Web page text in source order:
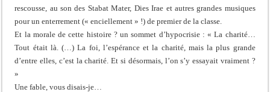
rescousse, au son des Stabat Mater, Dies Irae et autres grandes musiques
pour un enterrement (« enciellement » !) de premier de la classe.
Et la morale de cette histoire ? un sommet d’hypocrisie : « La charité…
Tout était là. (…) La foi, l’espérance et la charité, mais la plus grande
d’entre elles, c’est la charité. Et si désormais, l’on s’y essayait vraiment ?
»
Une fable, vous disais-je…